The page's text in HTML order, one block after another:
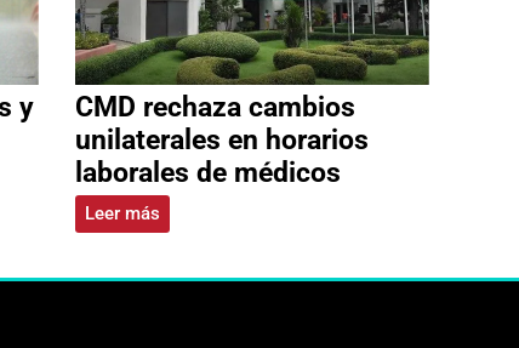
y
CMD rechaza cambios
unilaterales en horarios
laborales de médicos
Leer más